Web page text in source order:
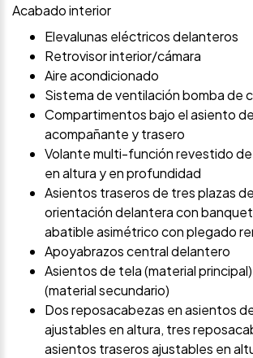
Acabado interior
Elevalunas eléctricos delanteros
Retrovisor interior/cámara
Aire acondicionado
Sistema de ventilación bomba de
Compartimentos bajo el asiento
acompañante y trasero
Volante multi-función revestido
en altura y en profundidad
Asientos traseros de tres plazas
orientación delantera con
abatible asimétrico con plegado
Apoyabrazos central delantero
Asientos de tela (material
(material secundario)
Dos reposacabezas en asientos
ajustables en altura, tres
asientos traseros ajustables en